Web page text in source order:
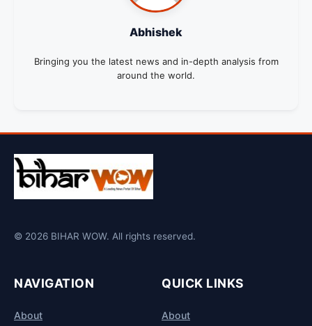
Abhishek
Bringing you the latest news and in-depth analysis from
around the world.
© 2026 BIHAR WOW. All rights reserved.
NAVIGATION
About
QUICK LINKS
About